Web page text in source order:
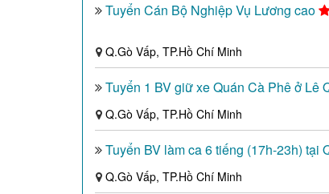
Tuyển Cán Bộ Nghiệp Vụ Lương cao
Q.Gò Vấp, TP.Hồ Chí Minh
Tuyển 1 BV giữ xe Quán Cà Phê ở Lê
Q.Gò Vấp, TP.Hồ Chí Minh
Tuyển BV làm ca 6 tiếng (17h-23h) tại
Q.Gò Vấp, TP.Hồ Chí Minh